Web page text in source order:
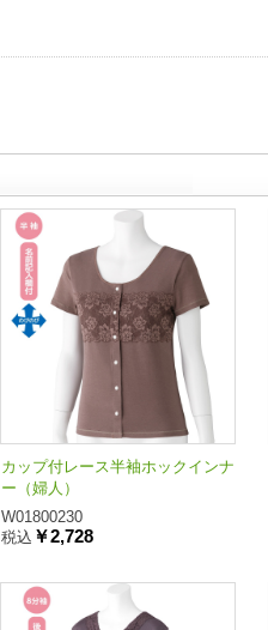
カップ付レース半袖ホックインナ
ー（婦人）
W01800230
税込 ￥2,728